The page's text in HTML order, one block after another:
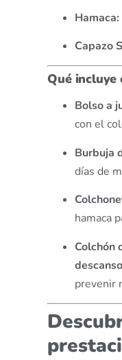
Hamaca:
Capazo
Qué incluye
Bolso a
con el
Burbuja
días de
hamaca
Colchón
prevenir